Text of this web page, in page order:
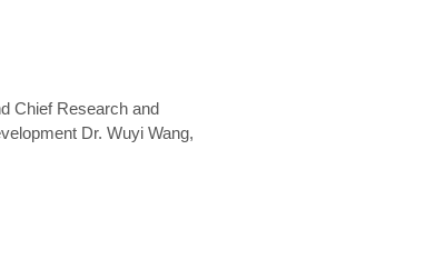
Chief Research and
Dr. Wuyi Wang,